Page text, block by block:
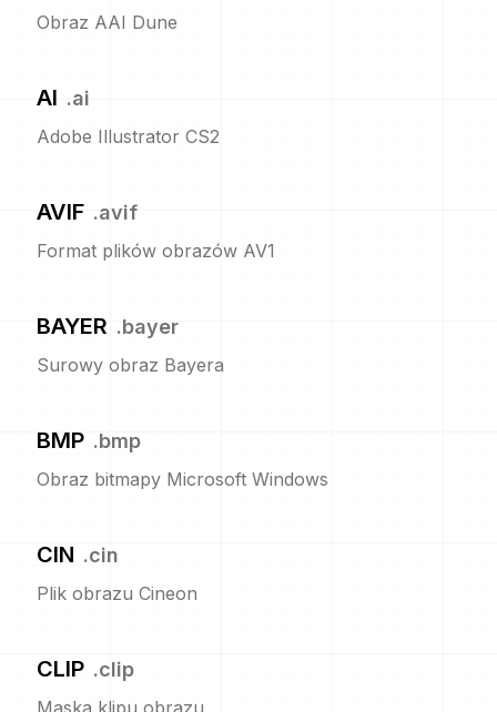
Obraz AAI Dune
AI .ai
Adobe Illustrator CS2
AVIF .avif
Format plików obrazów AV1
BAYER .bayer
Surowy obraz Bayera
BMP .bmp
Obraz bitmapy Microsoft Windows
CIN .cin
Plik obrazu Cineon
CLIP .clip
Maska klipu obrazu